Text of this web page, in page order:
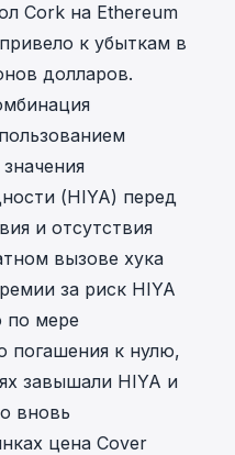
Cork на Ethereum
к убыткам в
долларов.
(HIYA) перед
и отсутствия
вызове хука
за риск HIYA
по мере
погашения к нулю,
завышали HIYA и
вновь
цена Cover